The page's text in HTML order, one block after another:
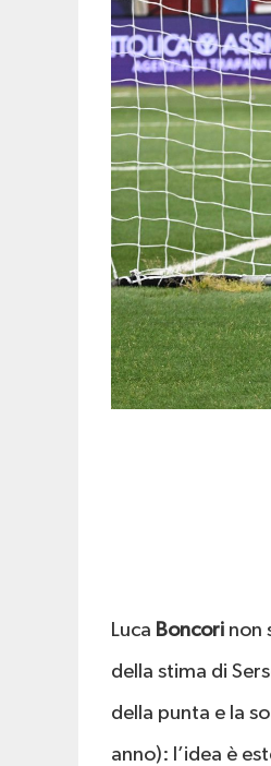
Luca Boncori non
della stima di
della punta e la
anno): l’idea è